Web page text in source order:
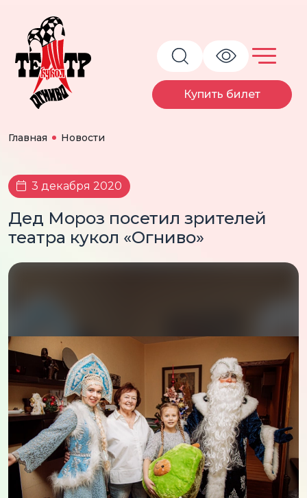
Купить билет
Главная Новости
3 декабря 2020
Дед Мороз посетил зрителей
театра кукол «Огниво»